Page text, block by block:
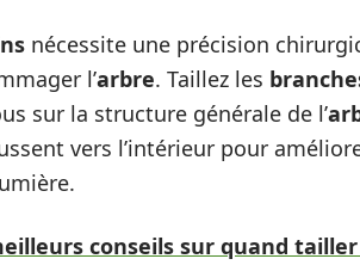
nécessite une précision
l’arbre. Taillez les
sur la structure générale de l’
vers l’intérieur pour
conseils sur quand